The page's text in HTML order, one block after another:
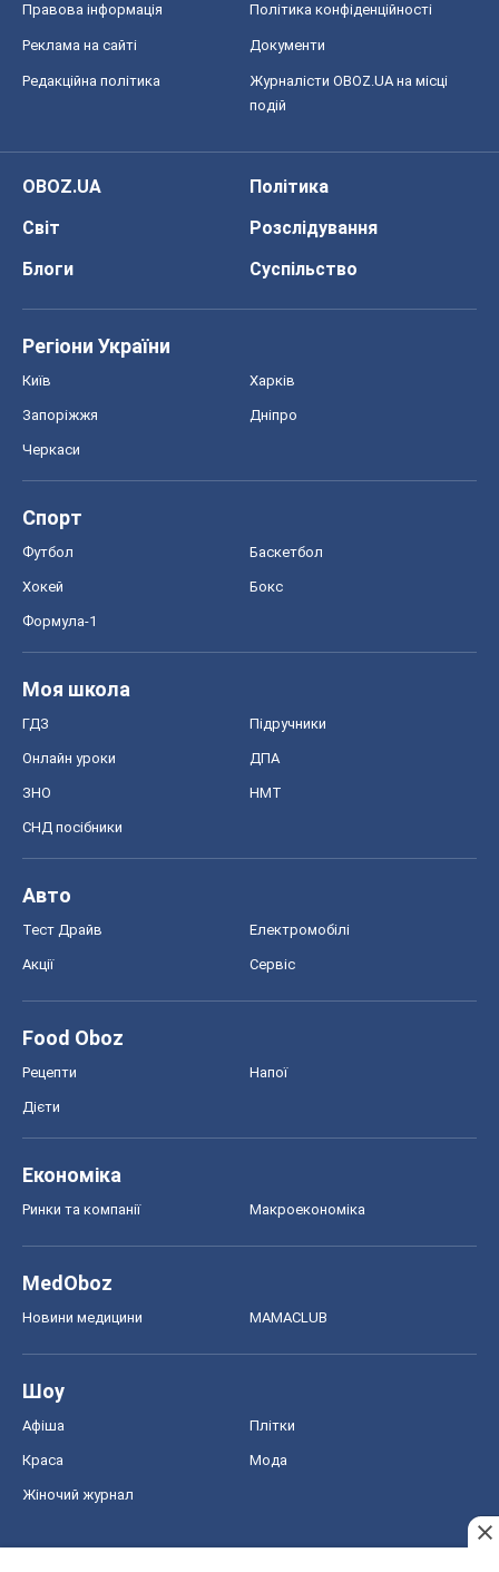
Правова інформація Політика конфіденційності
Реклама на сайті Документи
Редакційна політика
Журналісти OBOZ.UA на місці
подій
OBOZ.UA
Політика
Світ
Розслідування
Блоги
Суспільство
Регіони України
Київ Харків
Запоріжжя Дніпро
Черкаси
Спорт
Футбол Баскетбол
Хокей Бокс
Формула-1
Моя школа
ГДЗ Підручники
Онлайн уроки ДПА
ЗНО НМТ
СНД посібники
Авто
Тест Драйв Електромобілі
Акції Сервіс
Food Oboz
Рецепти Напої
Дієти
Економіка
Ринки та компанії Макроекономіка
MedOboz
Новини медицини MAMACLUB
Шоу
Афіша Плітки
Краса Мода
Жіночий журнал